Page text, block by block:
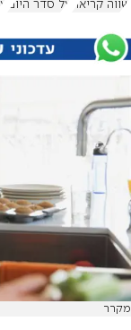
שווה קריאה
על סדר היום
מקרר